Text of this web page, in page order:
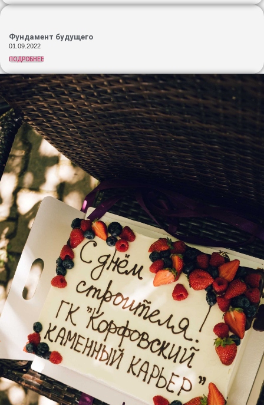
Фундамент будущего
01.09.2022
ПОДРОБНЕЕ